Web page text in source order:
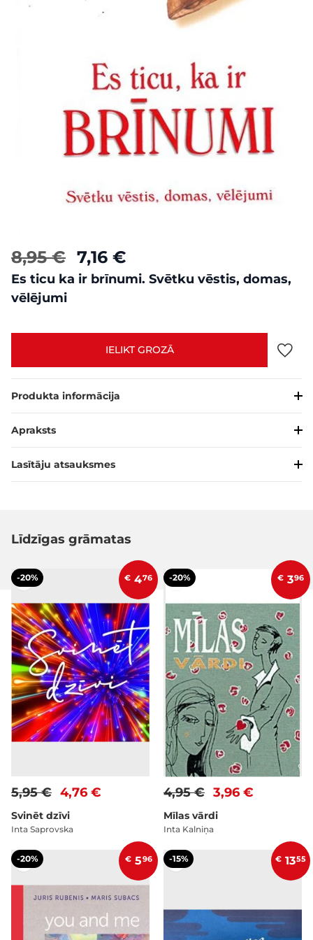
8,95 € 7,16 €
Es ticu ka ir brīnumi. Svētku vēstis, domas,
vēlējumi
IELIKT GROZĀ
Produkta informācija
Apraksts
Lasītāju atsauksmes
Līdzīgas grāmatas
-20% € 476
4,76 €
5,95 €
Svinēt dzīvi
Inta Saprovska
-20% € 396
3,96 €
4,95 €
Mīlas vārdi
Inta Kalniņa
-20% € 596 -15% € 1355